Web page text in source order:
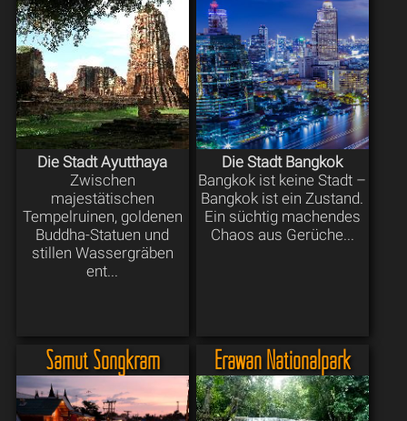
Die Stadt Ayutthaya
Zwischen
majestätischen
Tempelruinen, goldenen
Buddha-Statuen und
stillen Wassergräben
ent...
Die Stadt Bangkok
Bangkok ist keine Stadt –
Bangkok ist ein Zustand.
Ein süchtig machendes
Chaos aus Gerüche...
Samut Songkram Erawan Nationalpark